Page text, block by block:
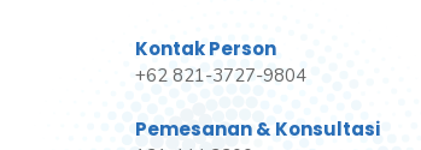
Kontak Person
+62 821-3727-9804
Pemesanan & Konsultasi